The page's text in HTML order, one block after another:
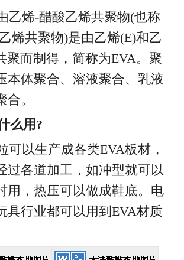
烯-醋酸乙烯共聚物(也称
烯共聚物)是由乙烯(E)和乙
聚而制得，简称为EVA。聚
本体聚合、溶液聚合、乳液
。
么用?
以生产成各类EVA板材，
过各道加工，如冲型就可以
用，热压可以做成鞋底。电
具行业都可以用到EVA材质